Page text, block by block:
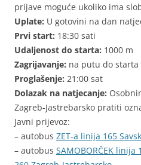
prijave moguće ukoliko ima
Uplate: U gotovini na dan
Prvi start: 18:30 sati
Udaljenost do starta: 1000 m
Zagrijavanje: na putu do starta
Proglašenje: 21:00 sat
Dolazak na natjecanje:
Zagreb-Jastrebarsko pratiti
Javni prijevoz:
– autobus ZET-a linija 165
– autobus SAMOBORČEK linija